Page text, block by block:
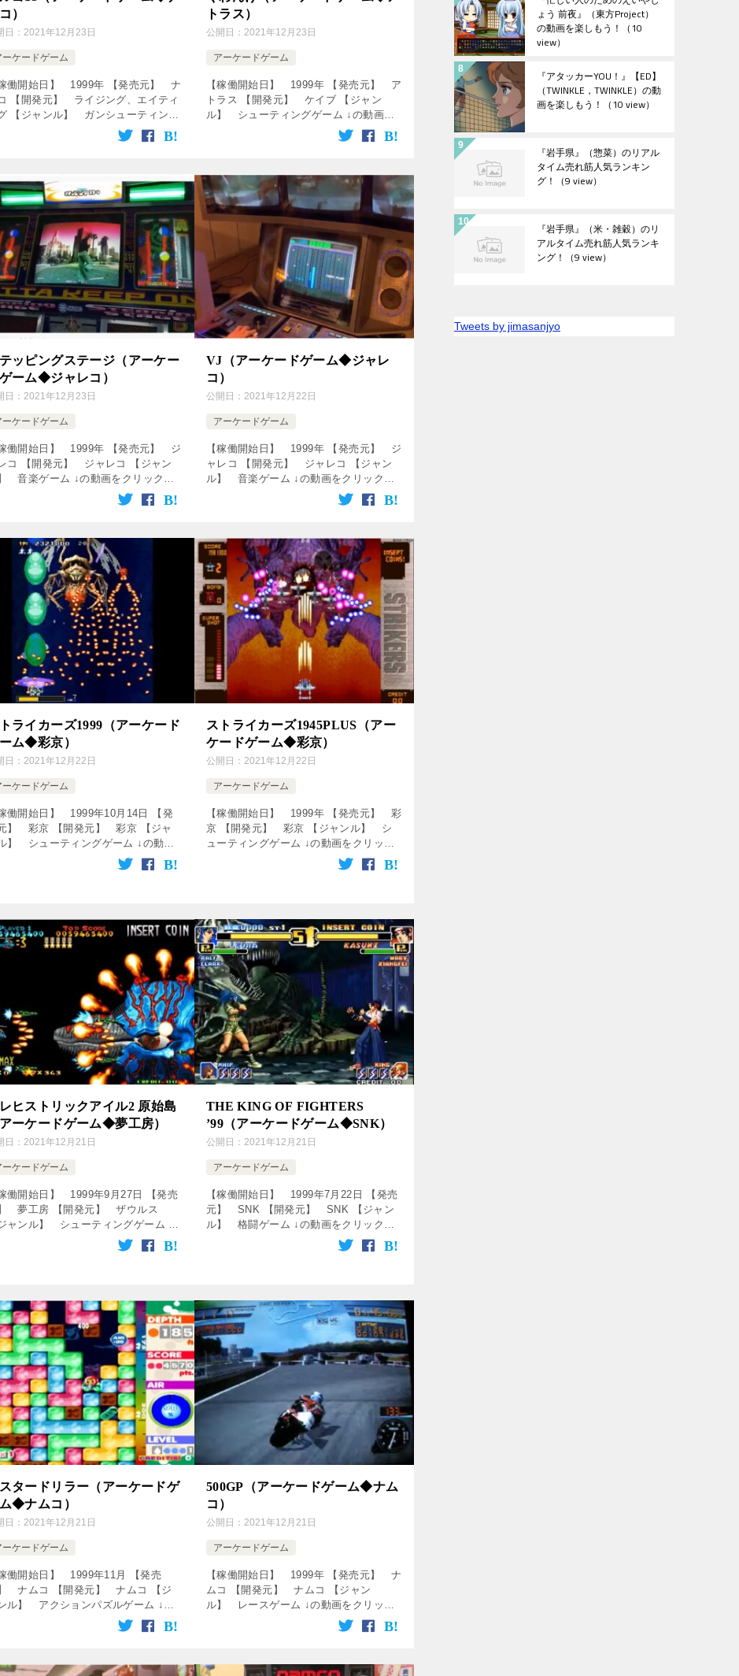
）
日：2021年12月23日
ーケードゲーム
稼働開始日】 1999年 【発売元】 ナ
【開発元】 ライジング、エイティ
【ジャンル】 ガンシューティング
ーム ↓の動画をクリック！動画を楽し
ます♪ [csshop service=”raku […]
トラス）
公開日： 2021年12月23日
アーケードゲーム
【稼働開始日】 1999年 【発売元】 ア
トラス 【開発元】 ケイブ 【ジャン
ル】 シューティングゲーム ↓の動画を
クリック！動画を楽しめます♪ [csshop
ッピングステージ（アーケー
ゲーム◆ジャレコ）
日：2021年12月23日
ーケードゲーム
稼働開始日】 1999年 【発売元】 ジ
コ 【開発元】 ジャレコ 【ジャン
音楽ゲーム ↓の動画をクリック！
画を楽しめます♪ [csshop
VJ（アーケードゲーム◆ジャレ
コ）
公開日： 2021年12月22日
アーケードゲーム
【稼働開始日】 1999年 【発売元】 ジ
ャレコ 【開発元】 ジャレコ 【ジャン
ル】 音楽ゲーム ↓の動画をクリック！
ライカーズ1999（アーケード
ム◆彩京）
日：2021年12月22日
ーケードゲーム
稼働開始日】 1999年10月14日 【発
】 彩京 【開発元】 彩京 【ジャ
】 シューティングゲーム ↓の動画
クリック！動画を楽しめます♪ [csshop
ストライカーズ1945PLUS（アー
ケードゲーム◆彩京）
公開日： 2021年12月22日
アーケードゲーム
【稼働開始日】 1999年 【発売元】 彩
京 【開発元】 彩京 【ジャンル】 シ
ューティングゲーム ↓の動画をクリッ
ク！動画を楽しめます♪ [csshop
ヒストリックアイル2 原始島
アーケードゲーム◆夢工房）
日： 2021年12月21日
ーケードゲーム
稼働開始日】 1999年9月27日 【発売
夢工房 【開発元】 ザウルス
ジャンル】 シューティングゲーム ↓
動画をクリック！動画を楽しめます♪
service=”rakuten&# […]
THE KING OF FIGHTERS
’99（アーケードゲーム◆SNK）
公開日： 2021年12月21日
アーケードゲーム
【稼働開始日】 1999年7月22日 【発売
元】 SNK 【開発元】 SNK 【ジャン
ル】 格闘ゲーム ↓の動画をクリック！
タードリラー（アーケードゲ
◆ナムコ）
日：2021年12月21日
ーケードゲーム
稼働開始日】 1999年11月 【発売
ナムコ 【開発元】 ナムコ 【ジ
ル】 アクションパズルゲーム ↓の
をクリック！動画を楽しめます♪
service=”rakutenR […]
500GP（アーケードゲーム◆ナム
コ）
公開日： 2021年12月21日
アーケードゲーム
【稼働開始日】 1999年 【発売元】 ナ
ムコ 【開発元】 ナムコ 【ジャン
ル】 レースゲーム ↓の動画をクリッ
ク！動画を楽しめます♪ [csshop
service=”rakuten” keyw […]
ょう 前夜』（東方Project）
の動画を楽しもう！ （10
view）
『アタッカーYOU！』【ED】
（TWINKLE，TWINKLE）の動
画を楽しもう！ （10 view）
『岩手県』（惣菜）のリアル
タイム売れ筋人気ランキン
グ！ （9 view）
『岩手県』（米・雑穀）のリ
アルタイム売れ筋人気ランキ
ング！ （9 view）
Tweets by jimasanjyo